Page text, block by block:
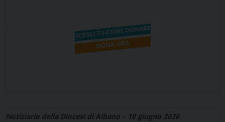
Notiziario della Diocesi di Albano – 18 giugno 2026